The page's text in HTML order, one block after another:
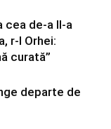
cea de-a II-a
r-l Orhei:
curată”
departe de